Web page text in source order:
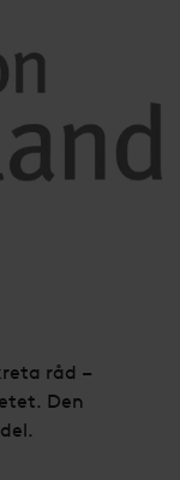
råd –
Den